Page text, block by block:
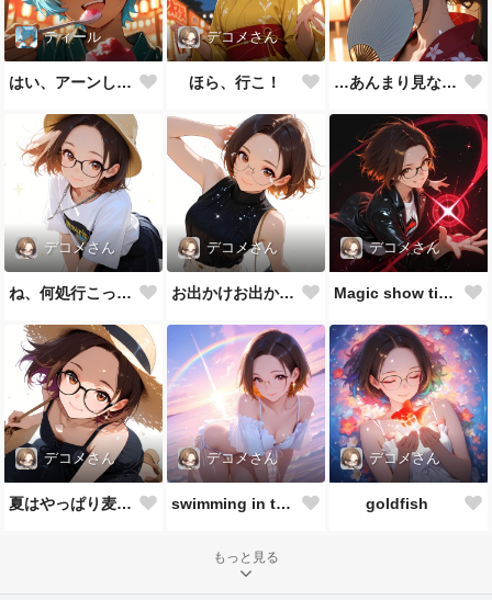
ティール
はい、アーンして♪
デコメさん
ほら、行こ！ …あんまり見ないでよ
デコメさん
ね、何処行こっか？
デコメさん
お出かけお出かけ♪
デコメさん
Magic show time!!
デコメさん
夏はやっぱり麦わら帽子👒
デコメさん
swimming in the sea
デコメさん
goldfish
もっと見る